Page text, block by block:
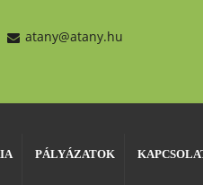
atany@atany.hu
PÁLYÁZATOK